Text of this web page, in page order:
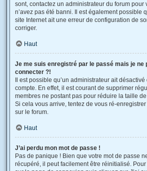
sont, contactez un administrateur du forum pour
n’avez pas été banni. Il est également possible
site Internet ait une erreur de configuration de
corriger.
Haut
Je me suis enregistré par le passé mais je ne
connecter ?!
Il est possible qu’un administrateur ait
compte. En effet, il est courant de supprimer
membres ne postant pas pour réduire la taille
Si cela vous arrive, tentez de vous ré-
sur le forum.
Haut
J’ai perdu mon mot de passe !
Pas de panique ! Bien que votre mot de passe
récupéré, il peut facilement être réinitialisé.